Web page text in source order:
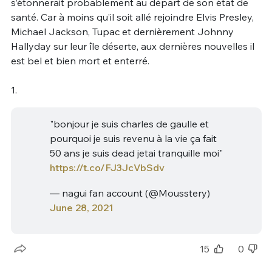
santé. Car à moins qu’il soit allé rejoindre Elvis Presley,
Michael Jackson, Tupac et dernièrement Johnny
Hallyday sur leur île déserte, aux dernières nouvelles il
est bel et bien mort et enterré.
1.
"bonjour je suis charles de gaulle et
pourquoi je suis revenu à la vie ça fait
50 ans je suis dead jetai tranquille moi"
https://t.co/FJ3JcVbSdv
— nagui fan account (@Mousstery)
June 28, 2021
15 0